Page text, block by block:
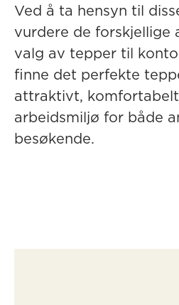
Ved å ta hensyn til
vurdere de forskjellige
valg av tepper til
finne det perfekte
attraktivt,
arbeidsmiljø for både
besøkende.